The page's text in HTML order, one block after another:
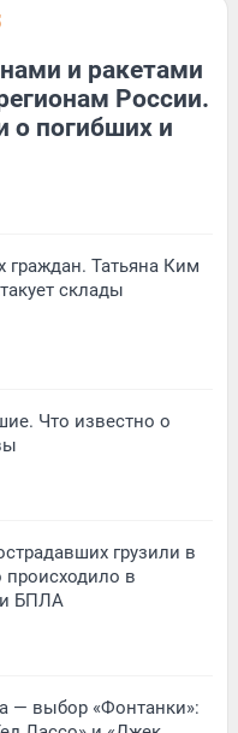
и ракетами
России.
о погибших и
граждан. Татьяна Ким
склады
Что известно о
грузили в
происходило в
БПЛА
— выбор «Фонтанки»: